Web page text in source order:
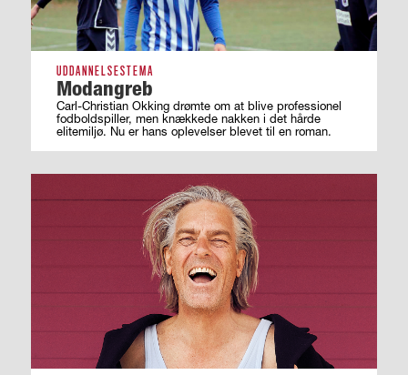
UDDANNELSESTEMA
Modangreb
Carl-Christian Okking drømte om at blive professionel
fodboldspiller, men knækkede nakken i det hårde
elitemiljø. Nu er hans oplevelser blevet til en roman.